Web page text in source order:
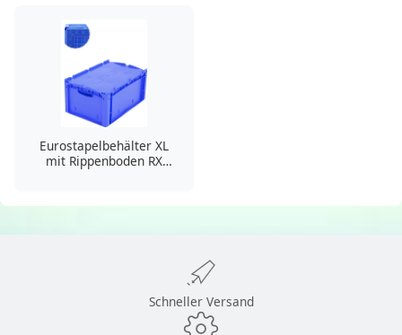
Eurostapelbehälter XL
mit Rippenboden RX
zweiteiligem Klappdeckel
Schneller Versand